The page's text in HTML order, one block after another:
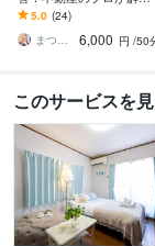
します 裏事情を知りつく
した38年のキャリアで、
全力サポートします！
5.0 (24)
まつもと社長｜なんでも相談できる経営者
6,000 円 /50
このサービスを